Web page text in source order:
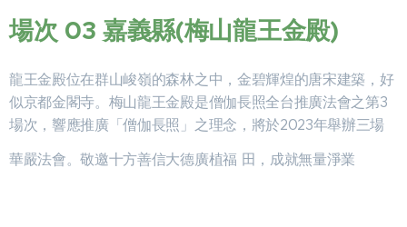
場次 03 嘉義縣(梅山龍王金殿)
龍王金殿位在群山峻嶺的森林之中，金碧輝煌的唐宋建築，好
似京都金閣寺。梅山龍王金殿是僧伽長照全台推廣法會之第3
場次，響應推廣「僧伽長照」之理念，將於2023年舉辦三場
華嚴法會。敬邀十方善信大德廣植福 田，成就無量淨業